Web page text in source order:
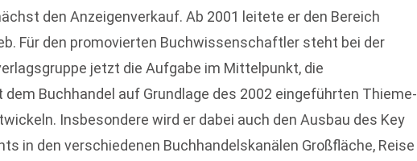
den Anzeigenverkauf. Ab 2001 leitete er den Bereich
Für den promovierten Buchwissenschaftler steht bei der
jetzt die Aufgabe im Mittelpunkt, die
Buchhandel auf Grundlage des 2002 eingeführten Thieme-
Insbesondere wird er dabei auch den Ausbau des Key
in den verschiedenen Buchhandelskanälen Großfläche, Reise